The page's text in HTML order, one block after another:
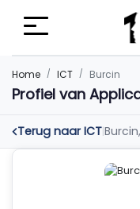
Home ICT Burcin
Profiel van
Terug naar ICT|